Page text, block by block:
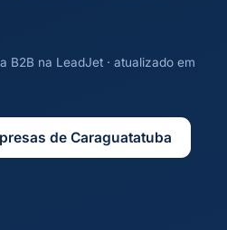
B2B na LeadJet · atualizado em
de Caraguatatuba